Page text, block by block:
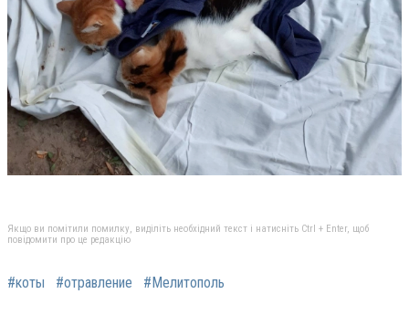
Якщо ви помітили помилку, виділіть необхідний текст і натисніть Ctrl + Enter, щоб
повідомити про це редакцію
#коты #отравление #Мелитополь